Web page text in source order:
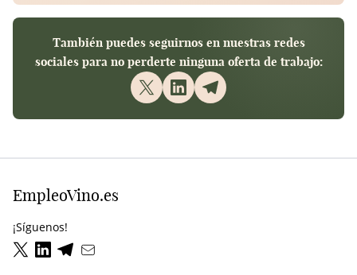
También puedes seguirnos en nuestras redes
sociales para no perderte ninguna oferta de trabajo:
EmpleoVino.es
¡Síguenos!